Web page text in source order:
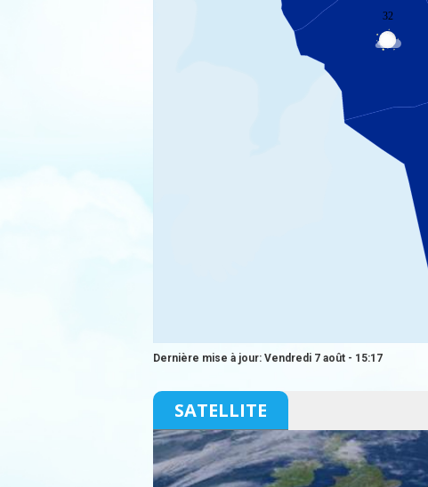
32
Dernière mise à jour: Vendredi 7 août - 15:17
SATELLITE